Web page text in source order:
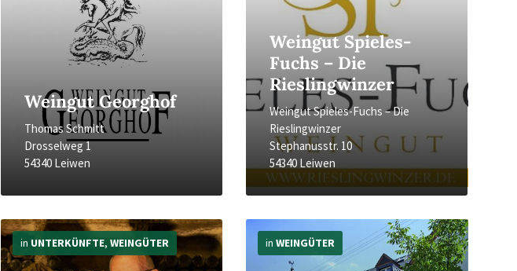
Weingut Georghof
Thomas Schmitt
Drosselweg 1
54340 Leiwen
Weingut Spieles-
Fuchs – Die
Rieslingwinzer
Weingut Spieles-Fuchs – Die
Rieslingwinzer
Stephanusstr. 10
54340 Leiwen
in UNTERKÜNFTE, WEINGÜTER
Mehr
Infos
inWEINGÜTER
Mehr
Infos